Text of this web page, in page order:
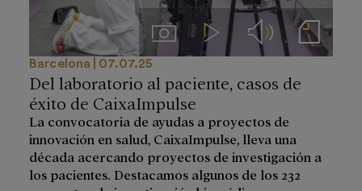
ImágenesVideos Audios Notas de prensa
Barcelona 07.07.25
Del laboratorio al paciente, casos de
éxito de CaixaImpulse
La convocatoria de ayudas a proyectos de
innovación en salud, CaixaImpulse, lleva una
década acercando proyectos de investigación a
los pacientes. Destacamos algunos de los 232